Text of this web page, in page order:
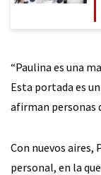
“Paulina es una
Esta portada es
afirman personas
Con nuevos aires,
personal, en la